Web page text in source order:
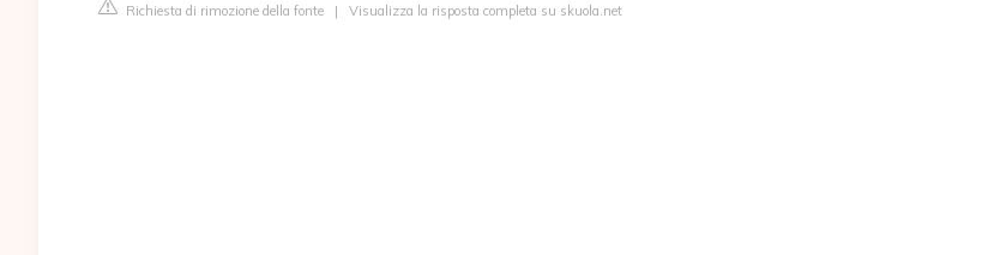
Richiesta di rimozione della fonte | Visualizza la risposta completa su skuola.net